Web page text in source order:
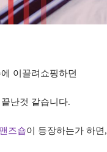
이끌려쇼핑하던
난것 같습니다.
즈숍이 등장하는가 하면,